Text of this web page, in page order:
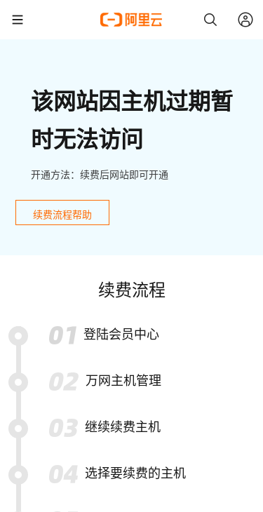
该网站因主机过期暂
时无法访问
开通方法：续费后网站即可开通
续费流程帮助
续费流程
登陆会员中心
万网主机管理
继续续费主机
选择要续费的主机